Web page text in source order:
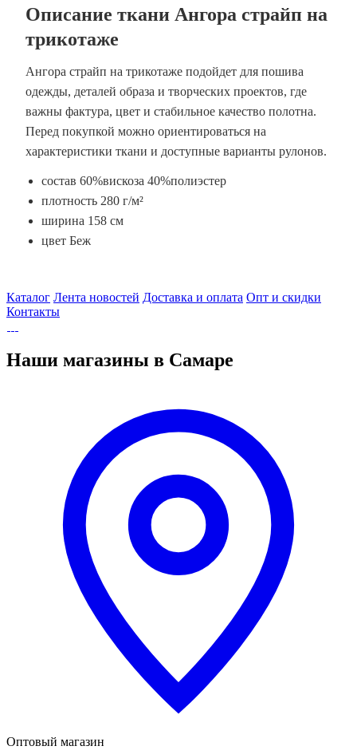
Описание ткани Ангора страйп на
трикотаже
Ангора страйп на трикотаже подойдет для пошива
одежды, деталей образа и творческих проектов, где
важны фактура, цвет и стабильное качество полотна.
Перед покупкой можно ориентироваться на
характеристики ткани и доступные варианты рулонов.
состав 60%вискоза 40%полиэстер
плотность 280 г/м²
ширина 158 см
цвет Беж
Каталог Лента новостей Доставка и оплата Опт и скидки
Контакты
Наши магазины в Самаре
Оптовый магазин